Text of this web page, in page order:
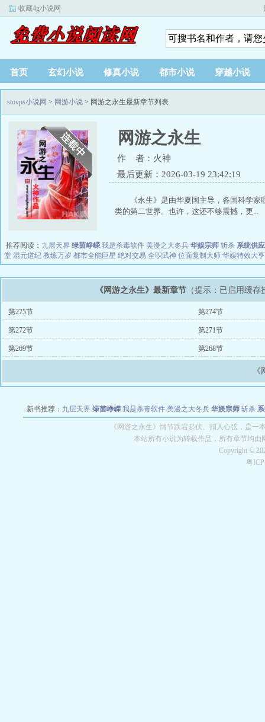
收藏4g小说网
首页 玄幻小说 修真小说 都市小说 穿越小说
stovps小说网 > 网游小说 > 网游之永生最新章节列表
网游之永生
作 者：火神
最后更新：2026-03-19 23:42:19
《永生》是由华夏国主导，各国科学
类的第二世界。也许，这还不够震撼，更...
推荐阅读： 九层天界 绿茵峥嵘 我是杀毒软件 美漫之大冬兵 华娱宗师 斩杀 系统供
堂 混元道纪 教练万岁 都市全能巨星 绝对交易 全职武神 位面复制大师 华娱特效大亨
《网游之永生》最新章节 （提示：已启用缓
第275节 第274节
第272节 第271节
第269节 第268节
新书推荐： 九层天界 绿茵峥嵘 我是杀毒软件 美漫之大冬兵 华娱宗师 斩杀
教练万岁 都市全能巨星 绝对交易 全职武神 位面复
《网游之永生》情节跌宕起伏、扣人心弦，是
本站所有小说为转载作品，所有章节均
Copyright ©
粤